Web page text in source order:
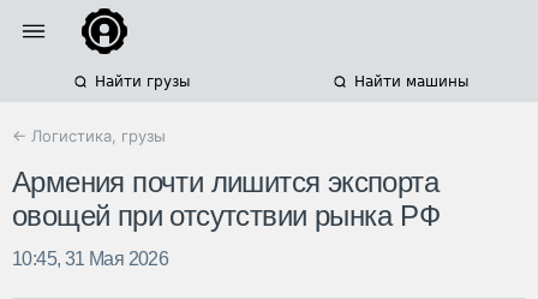
Найти грузы Найти машины
← Логистика, грузы
Армения почти лишится экспорта
овощей при отсутствии рынка РФ
10:45, 31 Мая 2026